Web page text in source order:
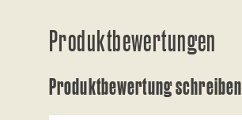
Produktbewertungen
Produktbewertung schreiben